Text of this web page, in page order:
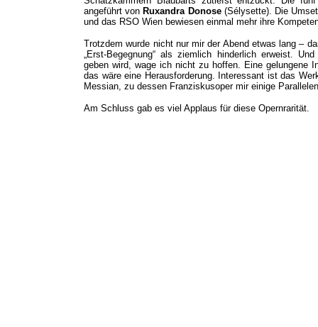
angeführt von Ruxandra Donose (Sélysette). Die
und das RSO Wien bewiesen einmal mehr ihre
Trotzdem wurde nicht nur mir der Abend etwas lang –
„Erst-Begegnung“ als ziemlich hinderlich erweist.
geben wird, wage ich nicht zu hoffen. Eine gelungene
das wäre eine Herausforderung. Interessant ist das
Messian, zu dessen Franziskusoper mir einige
Am Schluss gab es viel Applaus für diese Opernrarität.